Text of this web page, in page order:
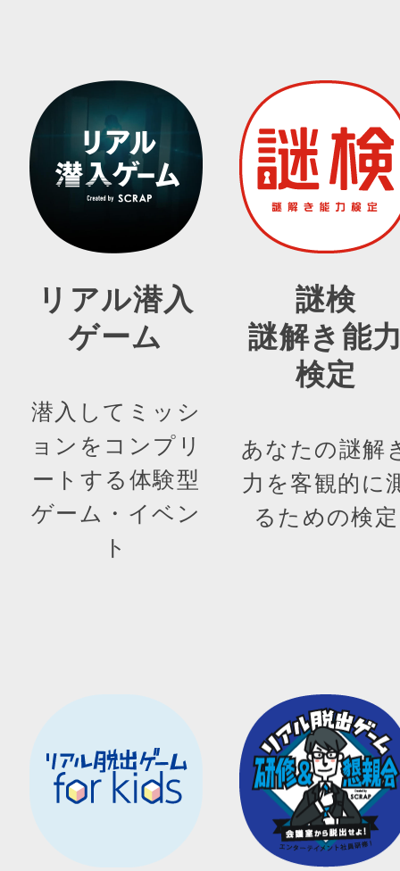
リアル潜入
ゲーム
潜入してミッシ
ョンをコンプリ
ートする体験型
ゲーム・イベン
ト
謎検
謎解き能
検定
あなたの謎解
力を客観的に
るための検定